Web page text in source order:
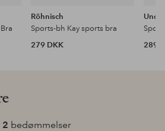
Röhnisch
Sports-bh Kay sports bra
279 DKK
289
2 bedømmelser